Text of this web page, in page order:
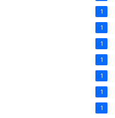
1
1
1
1
1
1
1